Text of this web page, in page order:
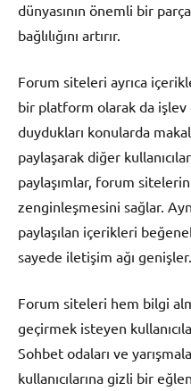
dünyasının önemli bir
bağlılığını artırır.
Forum siteleri ayrıca
bir platform olarak da işlev
duydukları konularda
paylaşarak diğer
paylaşımlar, forum
zenginleşmesini sağlar.
paylaşılan içerikleri
sayede iletişim ağı genişler.
Forum siteleri hem bilgi
geçirmek isteyen
Sohbet odaları ve
kullanıcılarına gizli bir